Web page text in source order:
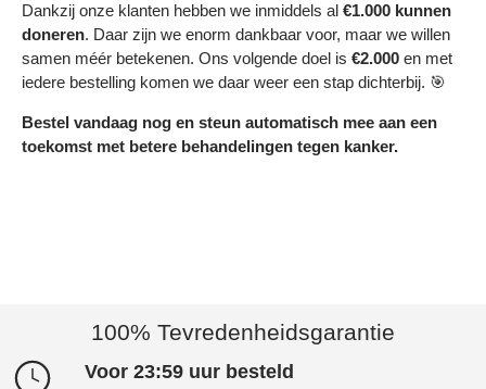
Dankzij onze klanten hebben we inmiddels al €1.000 kunnen
doneren. Daar zijn we enorm dankbaar voor, maar we willen
samen méér betekenen. Ons volgende doel is €2.000 en met
iedere bestelling komen we daar weer een stap dichterbij. 🎯
Bestel vandaag nog en steun automatisch mee aan een
toekomst met betere behandelingen tegen kanker.
100% Tevredenheidsgarantie
Voor 23:59 uur besteld